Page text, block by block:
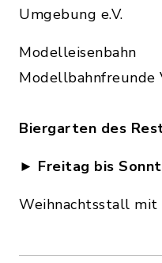
Umgebung e.V.
Modelleisenbahn
Modellbahnfreunde
Biergarten des
► Freitag bis
Weihnachtsstall